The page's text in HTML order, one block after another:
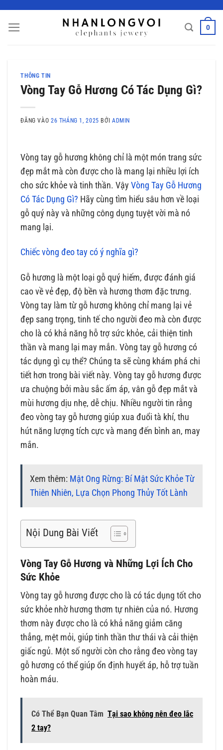
nội
0
THÔNG TIN
Vòng Tay Gỗ Hương Có Tác Dụng Gì?
ĐĂNG VÀO 26 THÁNG 1, 2025 BỞI ADMIN
Vòng tay gỗ hương không chỉ là một món trang sức
đẹp mắt mà còn được cho là mang lại nhiều lợi ích
cho sức khỏe và tinh thần. VậyVòng Tay Gỗ Hương
Có Tác Dụng Gì? Hãy cùng tìm hiểu sâu hơn về loại
gỗ quý này và những công dụng tuyệt vời mà nó
mang lại.
Chiếc vòng đeo tay có ý nghĩa gì?
Gỗ hương là một loại gỗ quý hiếm, được đánh giá
cao về vẻ đẹp, độ bền và hương thơm đặc trưng.
Vòng tay làm từ gỗ hương không chỉ mang lại vẻ
đẹp sang trọng, tinh tế cho người đeo mà còn được
cho là có khả năng hỗ trợ sức khỏe, cải thiện tinh
thần và mang lại may mắn. Vòng tay gỗ hương có
tác dụng gì cụ thể? Chúng ta sẽ cùng khám phá chi
tiết hơn trong bài viết này. Vòng tay gỗ hương được
ưa chuộng bởi màu sắc ấm áp, vân gỗ đẹp mắt và
mùi hương dịu nhẹ, dễ chịu. Nhiều người tin rằng
đeo vòng tay gỗ hương giúp xua đuổi tà khí, thu
hút năng lượng tích cực và mang đến bình an, may
mắn.
Xem thêm: Mật Ong Rừng: Bí Mật Sức Khỏe Từ
Thiên Nhiên, Lựa Chọn Phong Thủy Tốt Lành
Nội Dung Bài Viết
Vòng Tay Gỗ Hương và Những Lợi Ích Cho
Sức Khỏe
Vòng tay gỗ hương được cho là có tác dụng tốt cho
sức khỏe nhờ hương thơm tự nhiên của nó. Hương
thơm này được cho là có khả năng giảm căng
thẳng, mệt mỏi, giúp tinh thần thư thái và cải thiện
giấc ngủ. Một số người còn cho rằng đeo vòng tay
gỗ hương có thể giúp ổn định huyết áp, hỗ trợ tuần
hoàn máu.
Có Thể Bạn Quan Tâm Tại sao không nên đeo lắc
2 tay?